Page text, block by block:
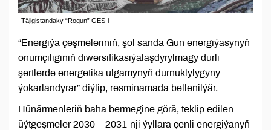
Täjigistandaky “Rogun” GES-i
“Energiýa çeşmeleriniň, şol sanda Gün energiýasynyň
önümçiliginiň diwersifikasiýalaşdyrylmagy dürli
şertlerde energetika ulgamynyň durnuklylygyny
ýokarlandyrar” diýlip, resminamada bellenilýär.
Hünärmenleriň baha bermegine görä, teklip edilen
üýtgeşmeler 2030 – 2031-nji ýyllara çenli energiýanyň